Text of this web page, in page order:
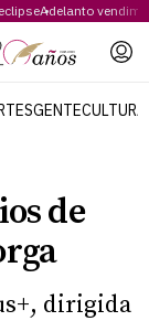
Adelanto
GENTECULTURA
de
dirigida